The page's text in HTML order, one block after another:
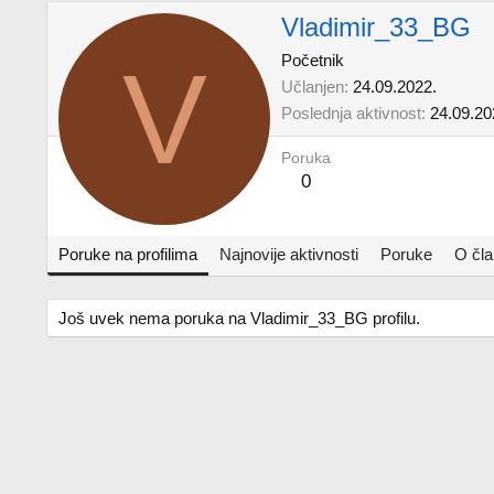
V
Vladimir_33_BG
Početnik
Učlanjen 24.09.2022.
Poslednja aktivnost
Poruka
0
Poruke na profilima Najnovije aktivnosti Poruke O
Još uvek nema poruka na Vladimir_33_BG profilu.